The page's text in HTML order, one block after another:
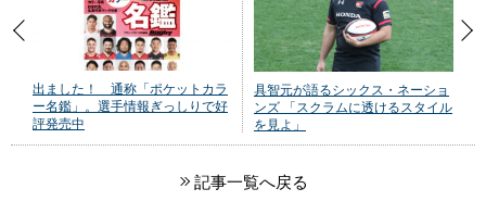
出ました！ 通称「ポケットカラ
ー名鑑」。選手情報ぎっしりで好
評発売中
具智元が語るシックス・ネーショ
ンズ 「スクラムに透けるスタイル
を見よ」
記事一覧へ戻る